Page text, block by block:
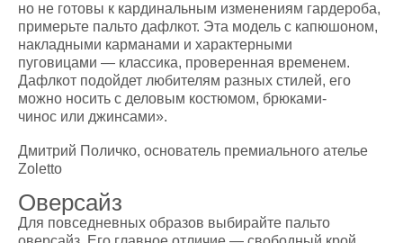
но не готовы к кардинальным изменениям гардероба,
примерьте пальто дафлкот. Эта модель с капюшоном,
накладными карманами и характерными
пуговицами — классика, проверенная временем.
Дафлкот подойдет любителям разных стилей, его
можно носить с деловым костюмом, брюками-
чинос или джинсами».
Дмитрий Поличко, основатель премиального ателье
Zoletto
Оверсайз
Для повседневных образов выбирайте пальто